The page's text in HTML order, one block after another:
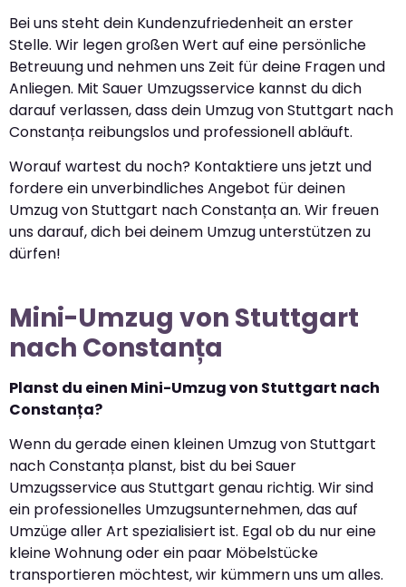
Bei uns steht dein Kundenzufriedenheit an erster
Stelle. Wir legen großen Wert auf eine persönliche
Betreuung und nehmen uns Zeit für deine Fragen und
Anliegen. Mit Sauer Umzugsservice kannst du dich
darauf verlassen, dass dein Umzug von Stuttgart nach
Constanța reibungslos und professionell abläuft.
Worauf wartest du noch? Kontaktiere uns jetzt und
fordere ein unverbindliches Angebot für deinen
Umzug von Stuttgart nach Constanța an. Wir freuen
uns darauf, dich bei deinem Umzug unterstützen zu
dürfen!
Mini-Umzug von Stuttgart
nach Constanța
Planst du einen Mini-Umzug von Stuttgart nach
Constanța?
Wenn du gerade einen kleinen Umzug von Stuttgart
nach Constanța planst, bist du bei Sauer
Umzugsservice aus Stuttgart genau richtig. Wir sind
ein professionelles Umzugsunternehmen, das auf
Umzüge aller Art spezialisiert ist. Egal ob du nur eine
kleine Wohnung oder ein paar Möbelstücke
transportieren möchtest, wir kümmern uns um alles.